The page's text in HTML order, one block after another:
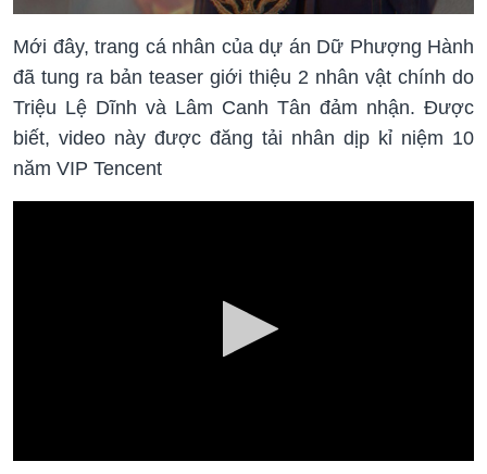
Mới đây, trang cá nhân của dự án Dữ Phượng Hành
đã tung ra bản teaser giới thiệu 2 nhân vật chính do
Triệu Lệ Dĩnh và Lâm Canh Tân đảm nhận. Được
biết, video này được đăng tải nhân dịp kỉ niệm 10
năm VIP Tencent